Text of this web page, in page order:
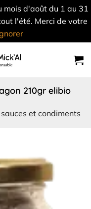
mois d'août du 1 au 31
l'été. Merci de votre
210gr elibio
sauces et condiments